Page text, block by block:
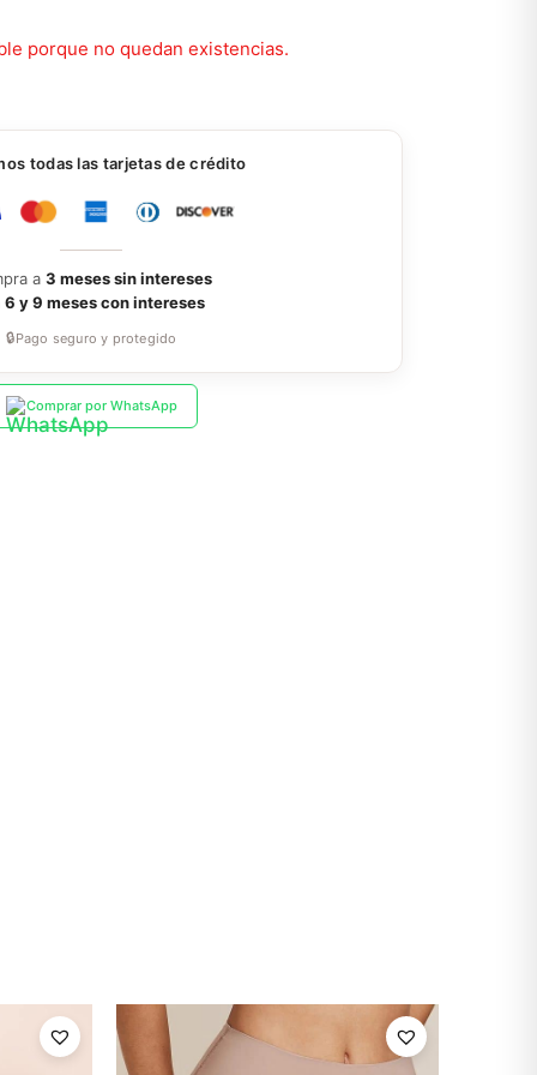
porque no quedan existencias.
todas las tarjetas de crédito
a 3 meses sin intereses
6 y 9 meses con intereses
🔒Pago seguro y protegido
Comprar por WhatsApp